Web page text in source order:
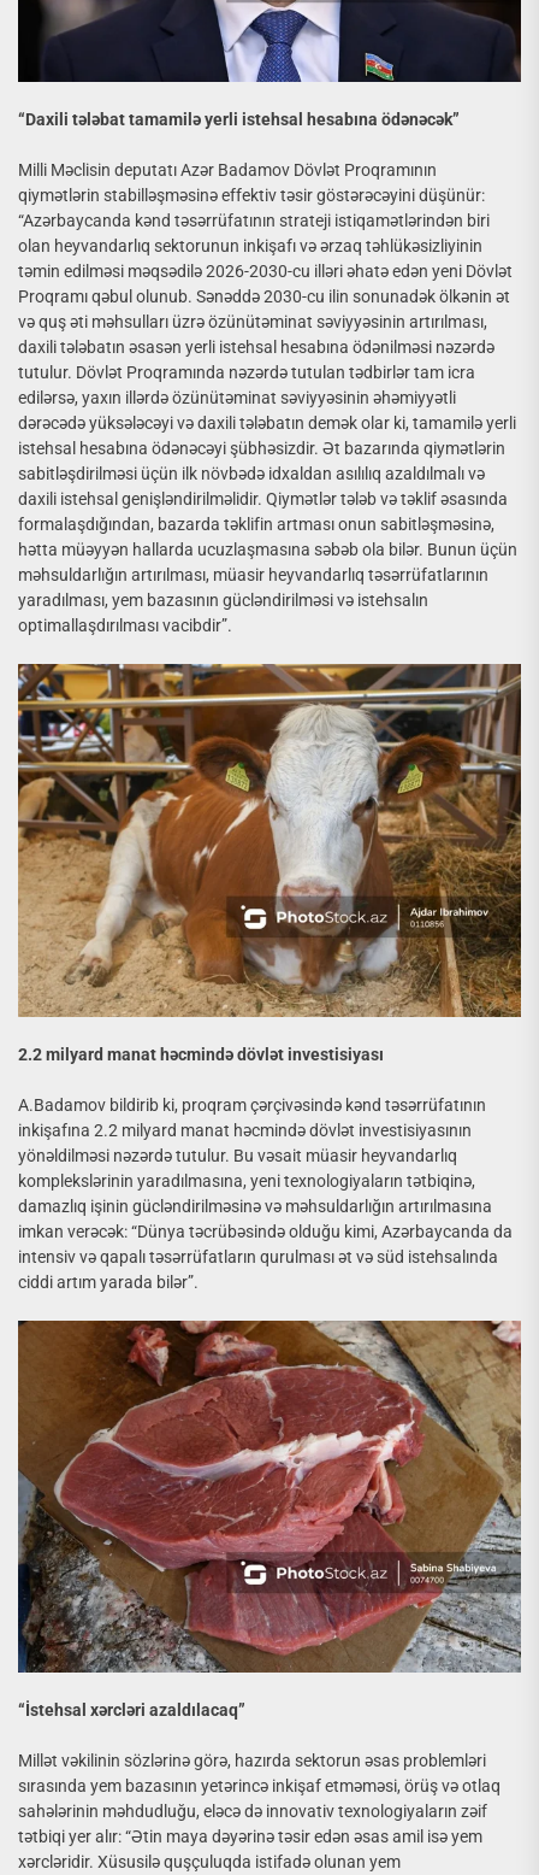
“Daxili tələbat tamamilə yerli istehsal hesabına ödənəcək”
Milli Məclisin deputatı Azər Badamov Dövlət Proqramının
qiymətlərin stabilləşməsinə effektiv təsir göstərəcəyini düşünür:
“Azərbaycanda kənd təsərrüfatının strateji istiqamətlərindən biri
olan heyvandarlıq sektorunun inkişafı və ərzaq təhlükəsizliyinin
təmin edilməsi məqsədilə 2026-2030-cu illəri əhatə edən yeni Dövlət
Proqramı qəbul olunub. Sənəddə 2030-cu ilin sonunadək ölkənin ət
və quş əti məhsulları üzrə özünütəminat səviyyəsinin artırılması,
daxili tələbatın əsasən yerli istehsal hesabına ödənilməsi nəzərdə
tutulur. Dövlət Proqramında nəzərdə tutulan tədbirlər tam icra
edilərsə, yaxın illərdə özünütəminat səviyyəsinin əhəmiyyətli
dərəcədə yüksələcəyi və daxili tələbatın demək olar ki, tamamilə yerli
istehsal hesabına ödənəcəyi şübhəsizdir. Ət bazarında qiymətlərin
sabitləşdirilməsi üçün ilk növbədə idxaldan asılılıq azaldılmalı və
daxili istehsal genişləndirilməlidir. Qiymətlər tələb və təklif əsasında
formalaşdığından, bazarda təklifin artması onun sabitləşməsinə,
hətta müəyyən hallarda ucuzlaşmasına səbəb ola bilər. Bunun üçün
məhsuldarlığın artırılması, müasir heyvandarlıq təsərrüfatlarının
yaradılması, yem bazasının gücləndirilməsi və istehsalın
optimallaşdırılması vacibdir”.
2.2 milyard manat həcmində dövlət investisiyası
A.Badamov bildirib ki, proqram çərçivəsində kənd təsərrüfatının
inkişafına 2.2 milyard manat həcmində dövlət investisiyasının
yönəldilməsi nəzərdə tutulur. Bu vəsait müasir heyvandarlıq
komplekslərinin yaradılmasına, yeni texnologiyaların tətbiqinə,
damazlıq işinin gücləndirilməsinə və məhsuldarlığın artırılmasına
imkan verəcək: “Dünya təcrübəsində olduğu kimi, Azərbaycanda da
intensiv və qapalı təsərrüfatların qurulması ət və süd istehsalında
ciddi artım yarada bilər”.
“İstehsal xərcləri azaldılacaq”
Millət vəkilinin sözlərinə görə, hazırda sektorun əsas problemləri
sırasında yem bazasının yetərincə inkişaf etməməsi, örüş və otlaq
sahələrinin məhdudluğu, eləcə də innovativ texnologiyaların zəif
tətbiqi yer alır: “Ətin maya dəyərinə təsir edən əsas amil isə yem
xərcləridir. Xüsusilə quşçuluqda istifadə olunan yem